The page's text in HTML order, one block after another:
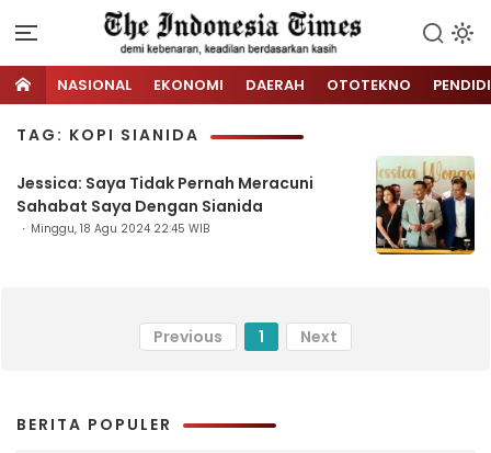
NASIONAL EKONOMI DAERAH OTOTEKNO
TAG: KOPI SIANIDA
Jessica: Saya Tidak Pernah Meracuni
Sahabat Saya Dengan Sianida
Minggu, 18 Agu 2024 22:45 WIB
Previous 1 Next
BERITA POPULER